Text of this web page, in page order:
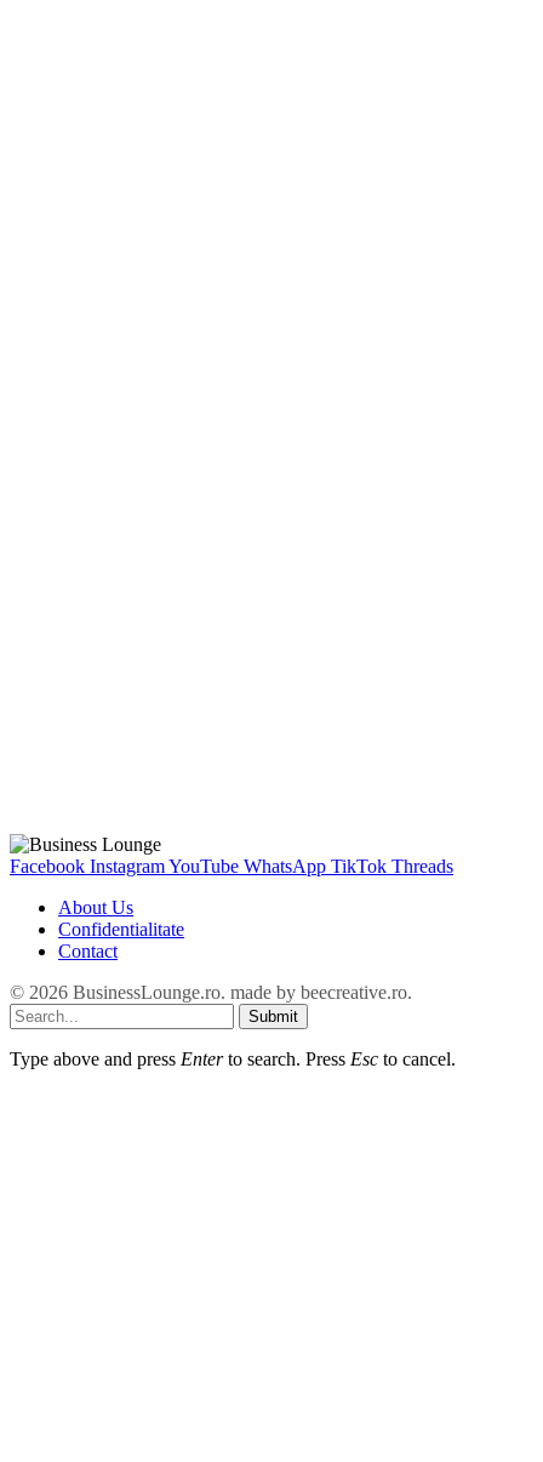
Facebook InstagramYouTube WhatsApp TikTok Threads
About Us
Confidentialitate
Contact
© 2026 BusinessLounge.ro. made by beecreative.ro.
Submit
Type above and press Enterto search. Press Esc to cancel.